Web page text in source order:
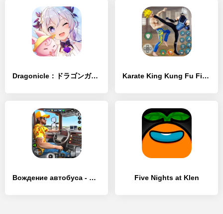
Dragonicle：ドラゴンガーディアン - [MOD Бесконечные деньги] Karate King Kung Fu Fight Game - [MOD Бесконечные деньги]
Вождение автобуса - Симуляторы - [MOD Бесконечные деньги] Five Nights at Klen